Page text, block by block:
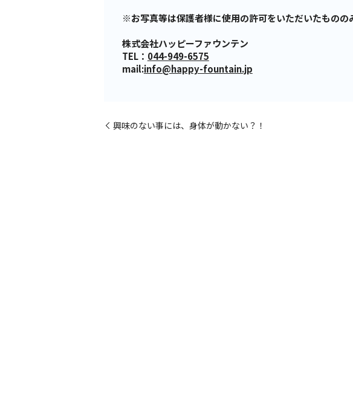
※お写真等は保護者様に使用の許可をいただいたものの
株式会社ハッピーファウンテン
TEL： 044-949-6575
mail:info@happy-fountain.jp
興味のない事には、身体が動かない？！